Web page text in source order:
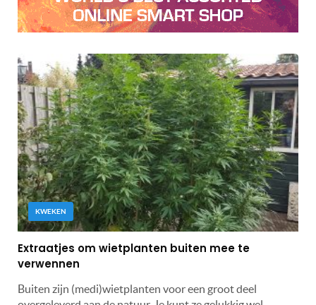
KWEKEN
Extraatjes om wietplanten buiten mee te
verwennen
Buiten zijn (medi)wietplanten voor een groot deel